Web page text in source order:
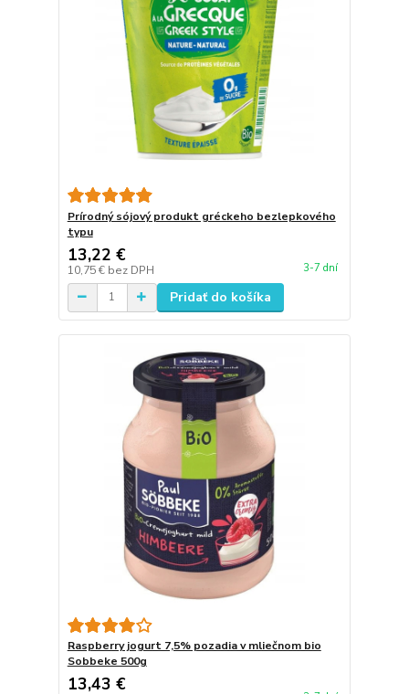
Prírodný sójový produkt gréckeho bezlepkového
typu
13,22 €
10,75 € bez DPH 3-7 dní
Pridať do košíka
Raspberry jogurt 7,5% pozadia v mliečnom bio
Sobbeke 500g
13,43 €